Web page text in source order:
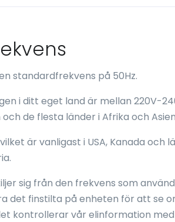
standardfrekvens på 50Hz.
i ditt eget land är mellan 220V-
de flesta länder i Afrika och
är vanligast i USA, Kanada och
sig från den frekvens som
det finstilta på enheten för att se
kontrollerar vår elinformation med